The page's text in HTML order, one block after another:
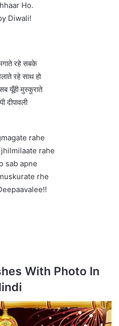
Ho.
Diwali!
रहे सबके
रहे साथ हो
यूँही मुस्कुराते
दीपावली
rahe
rahe
sab apne
rhe
With Photo In